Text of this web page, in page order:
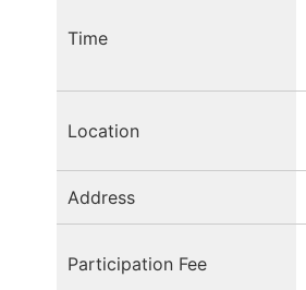
Time
Location
Address
Participation Fee